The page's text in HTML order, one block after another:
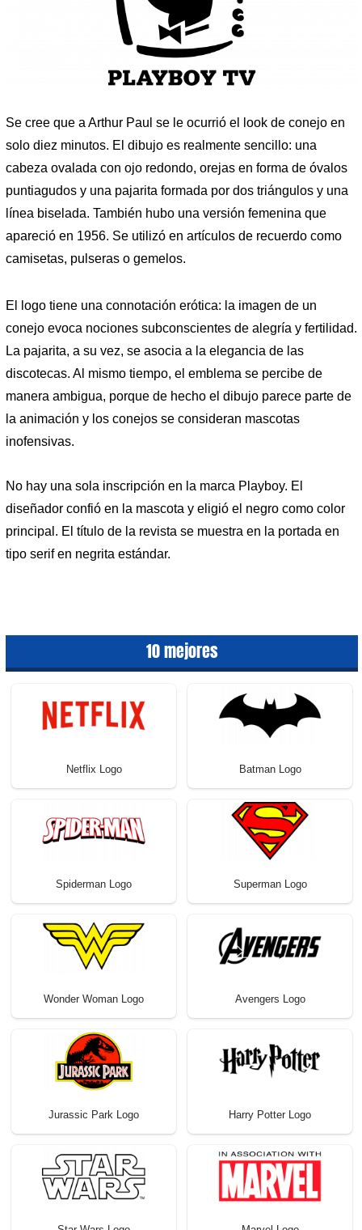
Se cree que a Arthur Paul se le ocurrió el look de conejo en
solo diez minutos. El dibujo es realmente sencillo: una
cabeza ovalada con ojo redondo, orejas en forma de óvalos
puntiagudos y una pajarita formada por dos triángulos y una
línea biselada. También hubo una versión femenina que
apareció en 1956. Se utilizó en artículos de recuerdo como
camisetas, pulseras o gemelos.
El logo tiene una connotación erótica: la imagen de un
conejo evoca nociones subconscientes de alegría y fertilidad.
La pajarita, a su vez, se asocia a la elegancia de las
discotecas. Al mismo tiempo, el emblema se percibe de
manera ambigua, porque de hecho el dibujo parece parte de
la animación y los conejos se consideran mascotas
inofensivas.
No hay una sola inscripción en la marca Playboy. El
diseñador confió en la mascota y eligió el negro como color
principal. El título de la revista se muestra en la portada en
tipo serif en negrita estándar.
10 mejores
Netflix Logo Batman Logo
Spiderman Logo Superman Logo
Wonder Woman Logo Avengers Logo
Jurassic Park Logo Harry Potter Logo